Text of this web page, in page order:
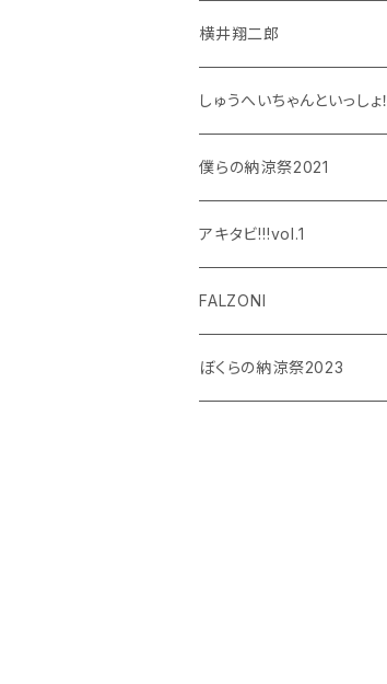
横井翔二郎
しゅうへいちゃんといっしょ！
和泉宗兵
設楽銀河
平賀勇成
吉岡佑
僕らの納涼祭2021
和泉宗兵
神永圭佑
小波津亜廉
アキタビ!!!vol.1
FALZONI
笠間淳の黄昏古書堂
ぼくらの納涼祭2023